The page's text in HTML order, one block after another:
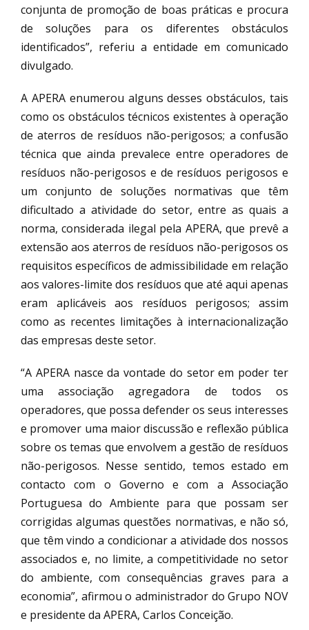
conjunta de promoção de boas práticas e procura
de soluções para os diferentes obstáculos
identificados”, referiu a entidade em comunicado
divulgado.
A APERA enumerou alguns desses obstáculos, tais
como os obstáculos técnicos existentes à operação
de aterros de resíduos não-perigosos; a confusão
técnica que ainda prevalece entre operadores de
resíduos não-perigosos e de resíduos perigosos e
um conjunto de soluções normativas que têm
dificultado a atividade do setor, entre as quais a
norma, considerada ilegal pela APERA, que prevê a
extensão aos aterros de resíduos não-perigosos os
requisitos específicos de admissibilidade em relação
aos valores-limite dos resíduos que até aqui apenas
eram aplicáveis aos resíduos perigosos; assim
como as recentes limitações à internacionalização
das empresas deste setor.
“A APERA nasce da vontade do setor em poder ter
uma associação agregadora de todos os
operadores, que possa defender os seus interesses
e promover uma maior discussão e reflexão pública
sobre os temas que envolvem a gestão de resíduos
não-perigosos. Nesse sentido, temos estado em
contacto com o Governo e com a Associação
Portuguesa do Ambiente para que possam ser
corrigidas algumas questões normativas, e não só,
que têm vindo a condicionar a atividade dos nossos
associados e, no limite, a competitividade no setor
do ambiente, com consequências graves para a
economia”, afirmou o administrador do Grupo NOV
e presidente da APERA, Carlos Conceição.